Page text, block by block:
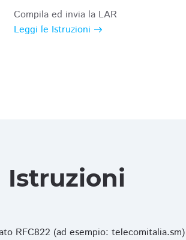
Compila ed invia la LAR
Leggi le Istruzioni
Istruzioni
RFC822 (ad esempio: